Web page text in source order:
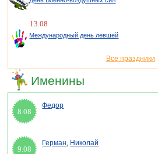
13.08
Международный день левшей
Все праздники
Именины
8.08
Федор
9.08
Герман, Николай